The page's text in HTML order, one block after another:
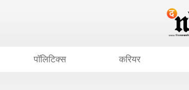
पॉलिटिक्स करियर